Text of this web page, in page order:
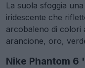
La suola sfoggia
iridescente che
arcobaleno di colori
arancione, oro,
Nike Phantom 6